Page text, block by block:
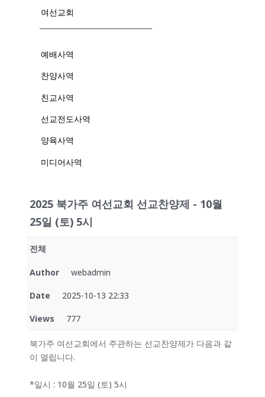
여선교회
예배사역
찬양사역
친교사역
선교전도사역
양육사역
미디어사역
2025 북가주 여선교회 선교찬양제 - 10월
25일 (토) 5시
전체
Author webadmin
Date 2025-10-13 22:33
Views 777
북가주 여선교회에서 주관하는 선교찬양제가 다음과 같
이 열립니다.
*일시 : 10월 25일 (토) 5시